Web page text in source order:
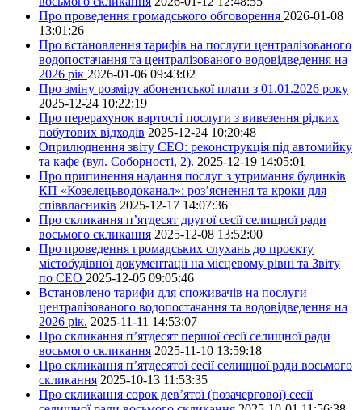
Про проведення громадського обговорення 2026-01-08
13:01:26
Про встановлення тарифів на послуги централізованого
водопостачання та централізованого водовідведення на
2026 рік 2026-01-06 09:43:02
Про зміну розміру абонентської плати з 01.01.2026 року
2025-12-24 10:22:19
Про перерахунок вартості послуги з вивезення рідких
побутових відходів 2025-12-24 10:20:48
Оприлюднення звіту СЕО: реконструкція під автомийку
та кафе (вул. Соборності, 2). 2025-12-19 14:05:01
Про припинення надання послуг з утримання будинків
КП «Козелецьводоканал»: роз’яснення та кроки для
співвласників 2025-12-17 14:07:36
Про скликання п’ятдесят другої сесії селищної ради
восьмого скликання 2025-12-08 13:52:00
Про проведення громадських слухань до проєкту
містобудівної документації на місцевому рівні та Звіту
по СЕО 2025-12-05 09:05:46
Встановлено тарифи для споживачів на послуги
централізованого водопостачання та водовідведення на
2026 рік. 2025-11-11 14:53:07
Про скликання п’ятдесят першої сесії селищної ради
восьмого скликання 2025-11-10 13:59:18
Про скликання п’ятдесятої сесії селищної ради восьмого
скликання 2025-10-13 11:53:35
Про скликання сорок дев’ятої (позачергової) сесії